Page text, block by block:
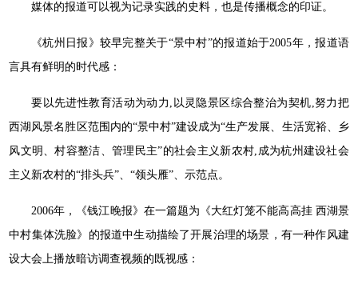
媒体的报道可以视为记录实践的史料，也是传播概念的印证。
《杭州日报》较早完整关于“景中村”的报道始于2005年，报道语
言具有鲜明的时代感：
要以先进性教育活动为动力,以灵隐景区综合整治为契机,努力把
西湖风景名胜区范围内的“景中村”建设成为“生产发展、生活宽裕、乡
风文明、村容整洁、管理民主”的社会主义新农村,成为杭州建设社会
主义新农村的“排头兵”、“领头雁”、示范点。
2006年，《钱江晚报》在一篇题为《大红灯笼不能高高挂 西湖景
中村集体洗脸》的报道中生动描绘了开展治理的场景，有一种作风建
设大会上播放暗访调查视频的既视感：